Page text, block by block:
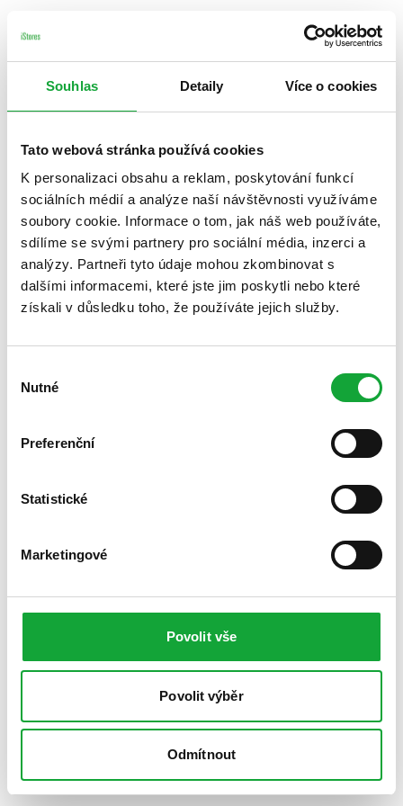
Souhlas Detaily Více o cookies
Tato webová stránka používá cookies
K personalizaci obsahu a reklam, poskytování funkcí
sociálních médií a analýze naší návštěvnosti využíváme
soubory cookie. Informace o tom, jak náš web používáte,
sdílíme se svými partnery pro sociální média, inzerci a
analýzy. Partneři tyto údaje mohou zkombinovat s
dalšími informacemi, které jste jim poskytli nebo které
získali v důsledku toho, že používáte jejich služby.
souhlasu
Nutné
Preferenční
Statistické
Marketingové
Povolit vše
Povolit výběr
Odmítnout